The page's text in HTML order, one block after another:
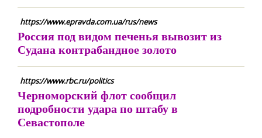
https://www.epravda.com.ua/rus/news
Россия под видом печенья вывозит из
Судана контрабандное золото
https://www.rbc.ru/politics
Черноморский флот сообщил
подробности удара по штабу в
Севастополе